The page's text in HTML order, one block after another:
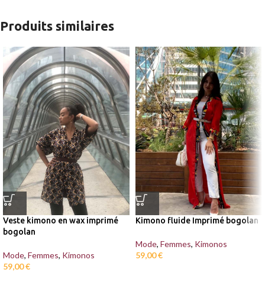
Produits similaires
Veste kimono en wax imprimé
bogolan
Mode, Femmes, Kimonos
59,00€
Kimono fluide Imprimé bogolan
Mode, Femmes, Kimonos
59,00€